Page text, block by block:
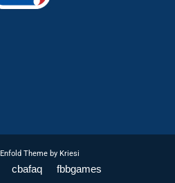
Enfold Theme by Kriesi
cbafaq fbbgames